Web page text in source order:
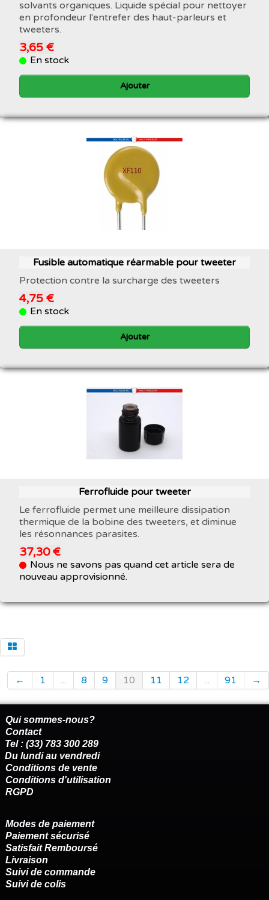
solvants organiques. Liquide spécial pour nettoyer
en profondeur l'entrefer des haut-parleurs et
tweeters.
3,65 €
En stock
Ajouter
Fusible automatique réarmable pour tweeter
Protection contre la surcharge des tweeters
4,75 €
En stock
Ajouter
Ferrofluide pour tweeter
Le ferrofluide permet une meilleure dissipation
thermique de la bobine des tweeters, et diminue
les résonnances parasites.
37,30 €
Nous ne savons pas quand cet article sera de
nouveau approvisionné.
← 1 ... 8 9 10 11 12 ... 91 →
Qui sommes-nous?
Contact
Tel : (33) 783 300 289
Du lundi au vendredi
Conditions de vente
Conditions d'utilisation
RGPD
Modes de paiement
Paiement sécurisé
Satisfait Remboursé
Livraison
Suivi de commande
Suivi de colis